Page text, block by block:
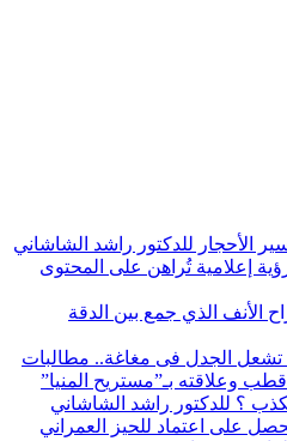
إعلامية تُراهن على المحتوى
الأنف الذي جمع بين الدقة
تشعل الجدل فى مغاغة.. مطالبات
وعلاقته بـ”مستريح المنيا”
؟ للدكتور راشد الشاشاني
على اعتماد للحيز العمراني